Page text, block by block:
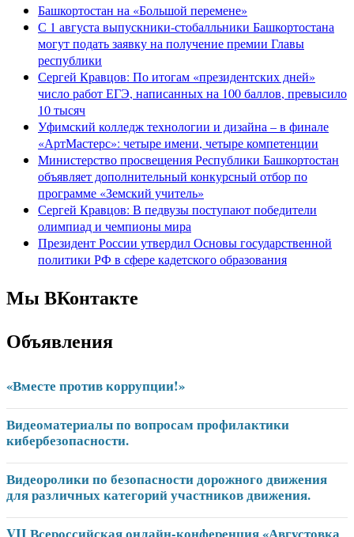
Башкортостан на «Большой перемене»
С 1 августа выпускники-стобалльники Башкортостана
могут подать заявку на получение премии Главы
республики
Сергей Кравцов: По итогам «президентских дней»
число работ ЕГЭ, написанных на 100 баллов, превысило
10 тысяч
Уфимский колледж технологии и дизайна – в финале
«АртМастерс»: четыре имени, четыре компетенции
Министерство просвещения Республики Башкортостан
объявляет дополнительный конкурсный отбор по
программе «Земский учитель»
Сергей Кравцов: В педвузы поступают победители
олимпиад и чемпионы мира
Президент России утвердил Основы государственной
политики РФ в сфере кадетского образования
Мы ВКонтакте
Объявления
«Вместе против коррупции!»
Видеоматериалы по вопросам профилактики
кибербезопасности.
Видеоролики по безопасности дорожного движения
для различных категорий участников движения.